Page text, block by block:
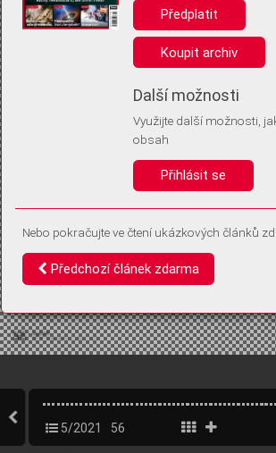
uložením volitelných informací:
Anonymní unikátní ID
Díky němu příště poznáme, že se jedná o stejné
Identifikátor je zcela anonymní.
Vaše souhlasy a odmítnutí si ukládáme do vašeho
vás už příště znovu neptali. Můžete je kdykoli
5/2021 56
Předplatit
Koupit archiv
Další možnosti
Využijte další možnosti,
obsah
Přihlásit se
Nebo pokračujte ve čtení ukázkových článků
Předchozí článek zdarma